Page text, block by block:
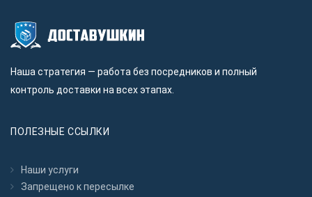
Наша стратегия — работа без посредников и полный
контроль доставки на всех этапах.
ПОЛЕЗНЫЕ ССЫЛКИ
Наши услуги
Запрещено к пересылкe